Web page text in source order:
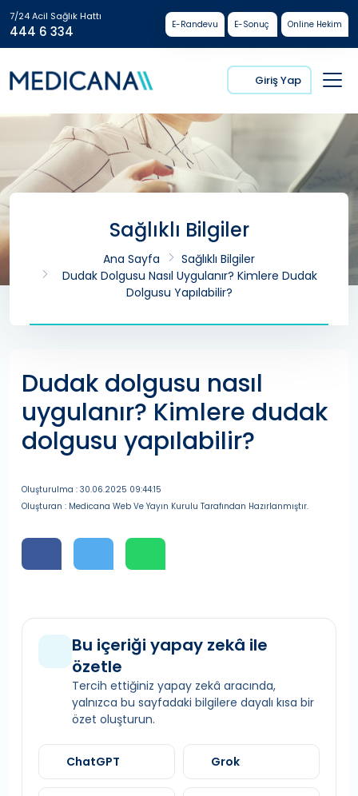
7/24 Acil Sağlık Hattı
444 6 334 E-Randevu E-Sonuç Online Hekim
Giriş Yap
Sağlıklı Bilgiler
Ana Sayfa
Sağlıklı Bilgiler
Dudak Dolgusu Nasıl Uygulanır? Kimlere Dudak
Dolgusu Yapılabilir?
Dudak dolgusu nasıl
uygulanır? Kimlere dudak
dolgusu yapılabilir?
Oluşturulma : 30.06.2025 09:44:15
Oluşturan : Medicana Web Ve Yayın Kurulu Tarafından Hazırlanmıştır.
Bu içeriği yapay zekâ ile
özetle
Tercih ettiğiniz yapay zekâ aracında,
yalnızca bu sayfadaki bilgilere dayalı kısa bir
özet oluşturun.
ChatGPT Grok